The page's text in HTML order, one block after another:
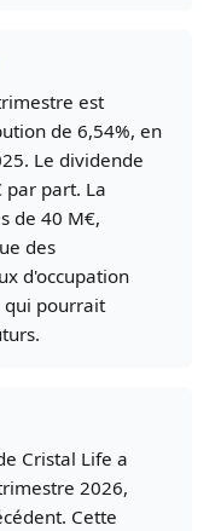
est
de 6,54%, en
Le dividende
par part. La
de 40 M€,
des
d'occupation
qui pourrait
Cristal Life a
2026,
Cette